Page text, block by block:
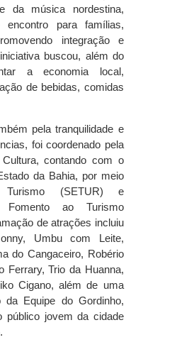
da música nordestina,
encontro para famílias,
integração e
buscou, além do
a economia local,
de bebidas, comidas
pela tranquilidade e
foi coordenado pela
contando com o
da Bahia, por meio
(SETUR) e
Fomento ao Turismo
de atrações incluiu
Umbu com Leite,
do Cangaceiro, Robério
Ferrary, Trio da Huanna,
Cigano, além de uma
da Equipe do Gordinho,
público jovem da cidade